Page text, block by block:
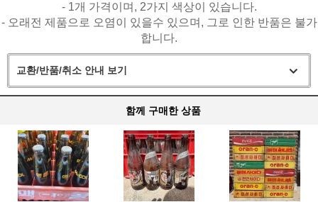
- 1개 가격이며, 2가지 색상이 있습니다.
- 오래전 제품으로 오염이 있을수 있으며, 그로 인한 반품은 불가
합니다.
교환/반품/취소 안내 보기
함께 구매한 상품